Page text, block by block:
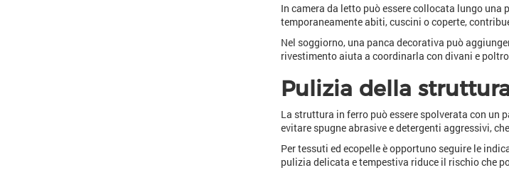
In camera da letto può essere collocata lungo
temporaneamente abiti, cuscini o coperte,
Nel soggiorno, una panca decorativa può
rivestimento aiuta a coordinarla con divani e
Pulizia della
La struttura in ferro può essere spolverata con un
evitare spugne abrasive e detergenti aggressivi,
Per tessuti ed ecopelle è opportuno seguire le
pulizia delicata e tempestiva riduce il rischio che